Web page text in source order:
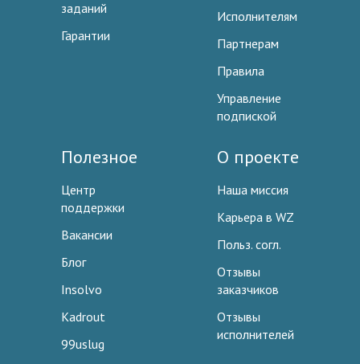
заданий
Гарантии
Исполнителям
Партнерам
Правила
Управление
подпиской
Полезное
Центр
поддержки
Вакансии
Блог
Insolvo
Kadrout
99uslug
О проекте
Наша миссия
Карьера в WZ
Польз. согл.
Отзывы
заказчиков
Отзывы
исполнителей